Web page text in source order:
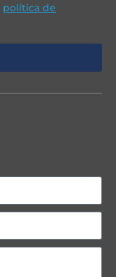
política de